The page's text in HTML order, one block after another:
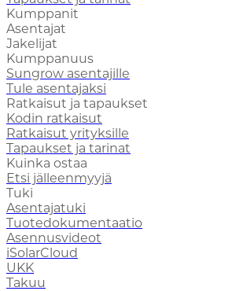
Kumppanit
Asentajat
Jakelijat
Kumppanuus
Sungrow asentajille
Tule asentajaksi
Ratkaisut ja tapaukset
Kodin ratkaisut
Ratkaisut yrityksille
Tapaukset ja tarinat
Kuinka ostaa
Etsi jälleenmyyjä
Tuki
Asentajatuki
Tuotedokumentaatio
Asennusvideot
iSolarCloud
UKK
Takuu